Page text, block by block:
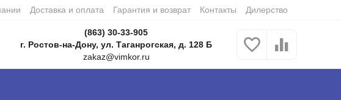
Доставка и оплата Гарантия и возврат Контакты Дилерство
(863) 30-33-905
г. Ростов-на-Дону, ул. Таганрогская, д. 128 Б
zakaz@vimkor.ru